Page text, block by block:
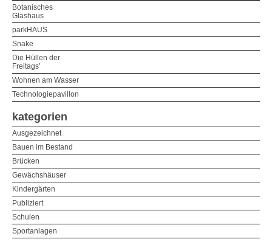
Botanisches
Glashaus
parkHAUS
Snake
Die Hüllen der
Freitags’
Wohnen am Wasser
Technologiepavillon
kategorien
Ausgezeichnet
Bauen im Bestand
Brücken
Gewächshäuser
Kindergärten
Publiziert
Schulen
Sportanlagen